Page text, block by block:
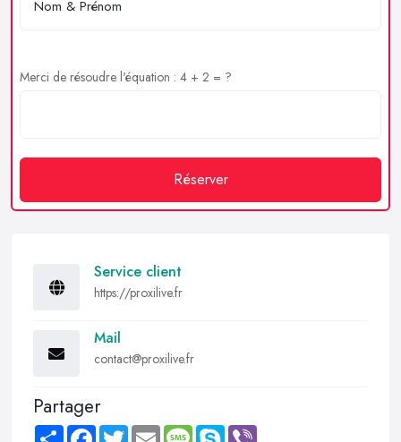
Merci de résoudre l'équation : 4 + 2 = ?
Réserver
Service client
https://proxilive.fr
Mail
contact@proxilive.fr
Partager
Share FacebookTwitter Email MessageSkype